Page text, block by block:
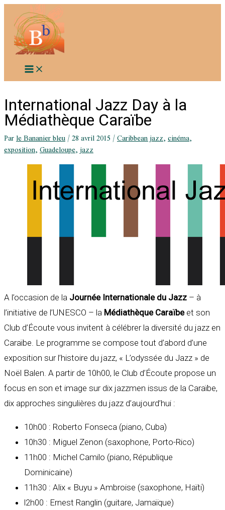
contenu
International Jazz Day à la
Médiathèque Caraïbe
Parle Bananier bleu/28 avril 2015/Caribbean jazz,cinéma,
exposition,Guadeloupe,jazz
A l’occasion de la Journée Internationale du Jazz – à
l’initiative de l’UNESCO – la Médiathèque Caraïbeet son
Club d’Écoute vous invitent à célébrer la diversité du jazz en
Caraïbe. Le programme se compose tout d’abord d’une
exposition sur l’histoire du jazz, « L’odyssée du Jazz » de
Noël Balen. A partir de 10h00, le Club d’Écoute propose un
focus en son et image sur dix jazzmen issus de la Caraïbe,
dix approches singulières du jazz d’aujourd’hui :
10h00 : Roberto Fonseca (piano, Cuba)
10h30 : Miguel Zenon (saxophone, Porto-Rico)
11h00 : Michel Camilo (piano, République
Dominicaine)
11h30 : Alix « Buyu » Ambroise (saxophone, Haïti)
l2h00 : Ernest Ranglin (guitare, Jamaïque)